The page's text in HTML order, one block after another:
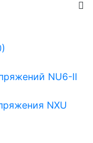
NU6-Ⅱ
NXU